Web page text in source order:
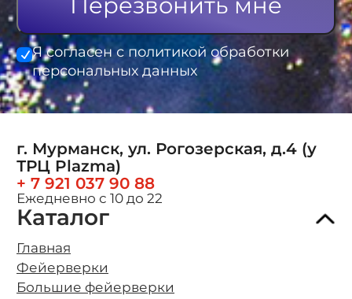
Я согласен с политикой обработки
персональных данных
г. Мурманск, ул. Рогозерская, д.4 (у
ТРЦ Plazma)
+ 7 921 037 90 88
Ежедневно с 10 до 22
Каталог
Главная
Фейерверки
Большие фейерверки